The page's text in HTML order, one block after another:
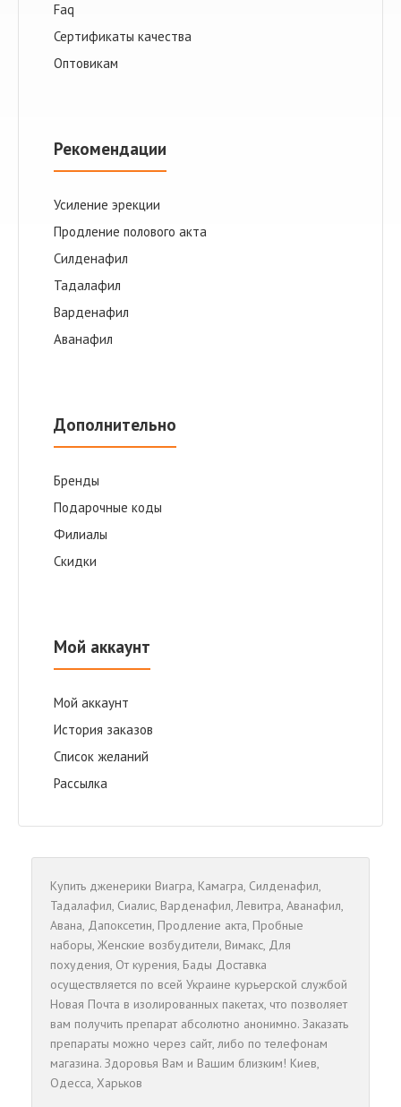
Faq
Сертификаты качества
Оптовикам
Рекомендации
Усиление эрекции
Продление полового акта
Cилденафил
Тадалафил
Варденафил
Аванафил
Дополнительно
Бренды
Подарочные коды
Филиалы
Скидки
Мой аккаунт
Мой аккаунт
История заказов
Список желаний
Рассылка
Купить дженерики Виагра, Камагра, Cилденафил,
Тадалафил, Сиалис, Варденафил,Левитра, Аванафил,
Авана, Дапоксетин, Продление акта, Пробные
наборы, Женские возбудители, Вимакс, Для
похудения, От курения, Бады Доставка
осуществляется по всей Украине курьерской службой
Новая Почта в изолированных пакетах, что позволяет
вам получить препарат абсолютно анонимно. Заказать
препараты можно через сайт, либо по телефонам
магазина. Здоровья Вам и Вашим близким! Киев,
Одесса, Харьков